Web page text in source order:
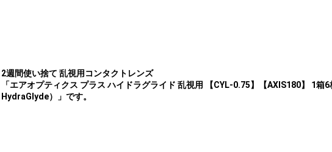
2週間使い捨て 乱視用コンタクトレンズ
「エアオプティクス プラス ハイドラグライド 乱視用 【CYL-0.75】【AXIS180】 1箱
HydraGlyde）」です。